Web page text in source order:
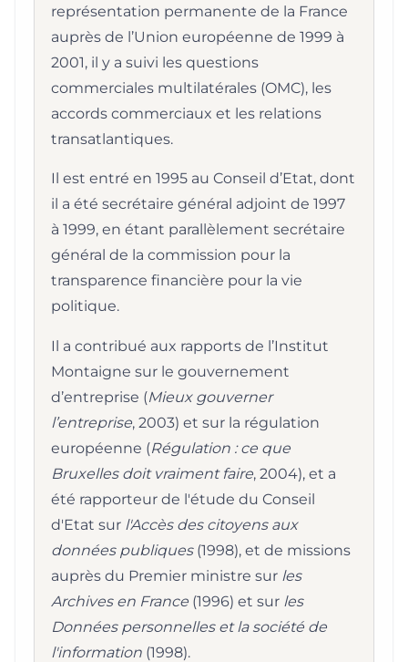
représentation permanente de la France
auprès de l’Union européenne de 1999 à
2001, il y a suivi les questions
commerciales multilatérales (OMC), les
accords commerciaux et les relations
transatlantiques.
Il est entré en 1995 au Conseil d’Etat, dont
il a été secrétaire général adjoint de 1997
à 1999, en étant parallèlement secrétaire
général de la commission pour la
transparence financière pour la vie
politique.
Il a contribué aux rapports de l’Institut
Montaigne sur le gouvernement
d’entreprise (Mieux gouverner
l’entreprise, 2003) et sur la régulation
européenne (Régulation : ce que
Bruxelles doit vraiment faire, 2004), et a
été rapporteur de l'étude du Conseil
d'Etat sur l'Accès des citoyens aux
données publiques(1998), et de missions
auprès du Premier ministre sur les
Archives en France (1996) et sur les
Données personnelles et la société de
l'information (1998).